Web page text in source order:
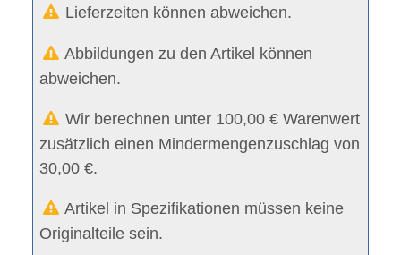
Lieferzeiten können abweichen.
Abbildungen zu den Artikel können
abweichen.
Wir berechnen unter 100,00 € Warenwert
zusätzlich einen Mindermengenzuschlag von
30,00 €.
Artikel in Spezifikationen müssen keine
Originalteile sein.